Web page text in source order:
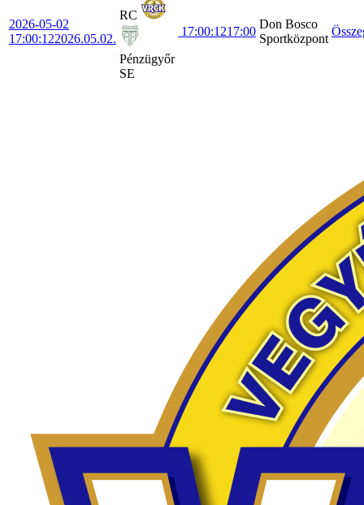
2026-05-02
17:00:122026.05.02.
RC
Pénzügyőr
SE
17:00:1217:00
Don Bosco
Sportközpont